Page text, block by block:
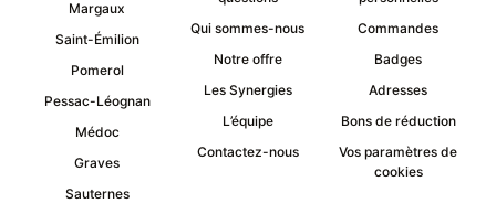
Margaux
Saint-Émilion
Pomerol
Pessac-Léognan
Médoc
Graves
Sauternes
Qui sommes-nous
Notre offre
Les Synergies
L’équipe
Contactez-nous
Commandes
Badges
Adresses
Bons de réduction
Vos paramètres de
cookies